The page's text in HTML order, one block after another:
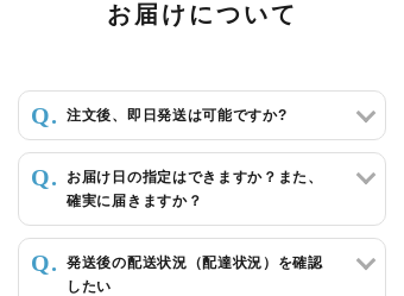
お届けについて
注文後、即日発送は可能ですか?
お届け日の指定はできますか？また、
確実に届きますか？
発送後の配送状況（配達状況）を確認
したい